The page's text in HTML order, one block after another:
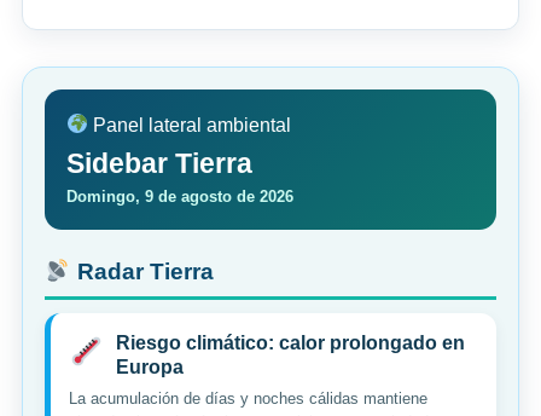
Panel lateral ambiental
Sidebar Tierra
Domingo, 9 de agosto de 2026
Radar Tierra
Riesgo climático: calor prolongado en
Europa
La acumulación de días y noches cálidas mantiene